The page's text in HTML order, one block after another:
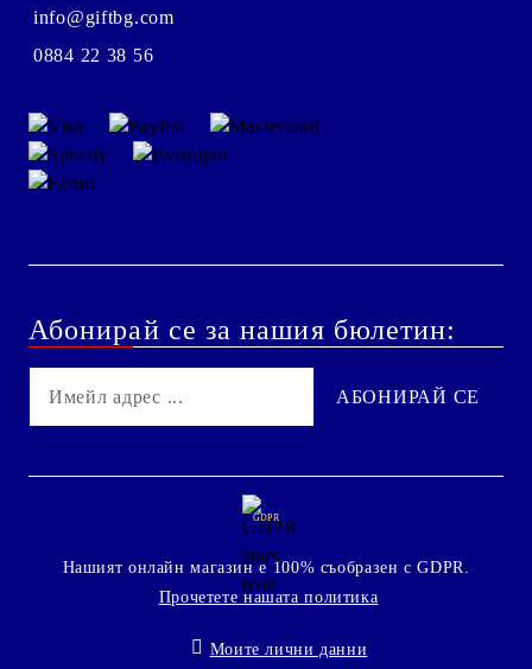
info@giftbg.com
0884 22 38 56
Абонирай се за нашия бюлетин:
GDPR
Нашият онлайн магазин е 100% съобразен с GDPR.
Прочетете нашата политика
Моите лични данни